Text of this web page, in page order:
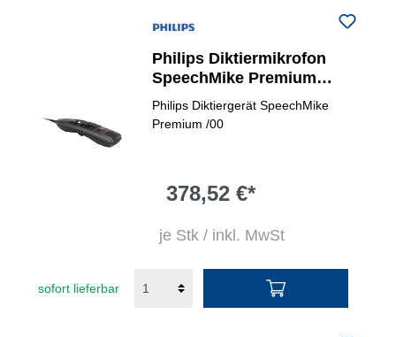
Philips Diktiermikrofon
SpeechMike Premium
LFH3500
Philips Diktiergerät SpeechMike
Premium /00
378,52 €*
je Stk / inkl. MwSt
sofort lieferbar